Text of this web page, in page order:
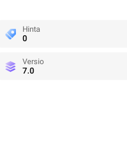
Hinta
0
Versio
7.0